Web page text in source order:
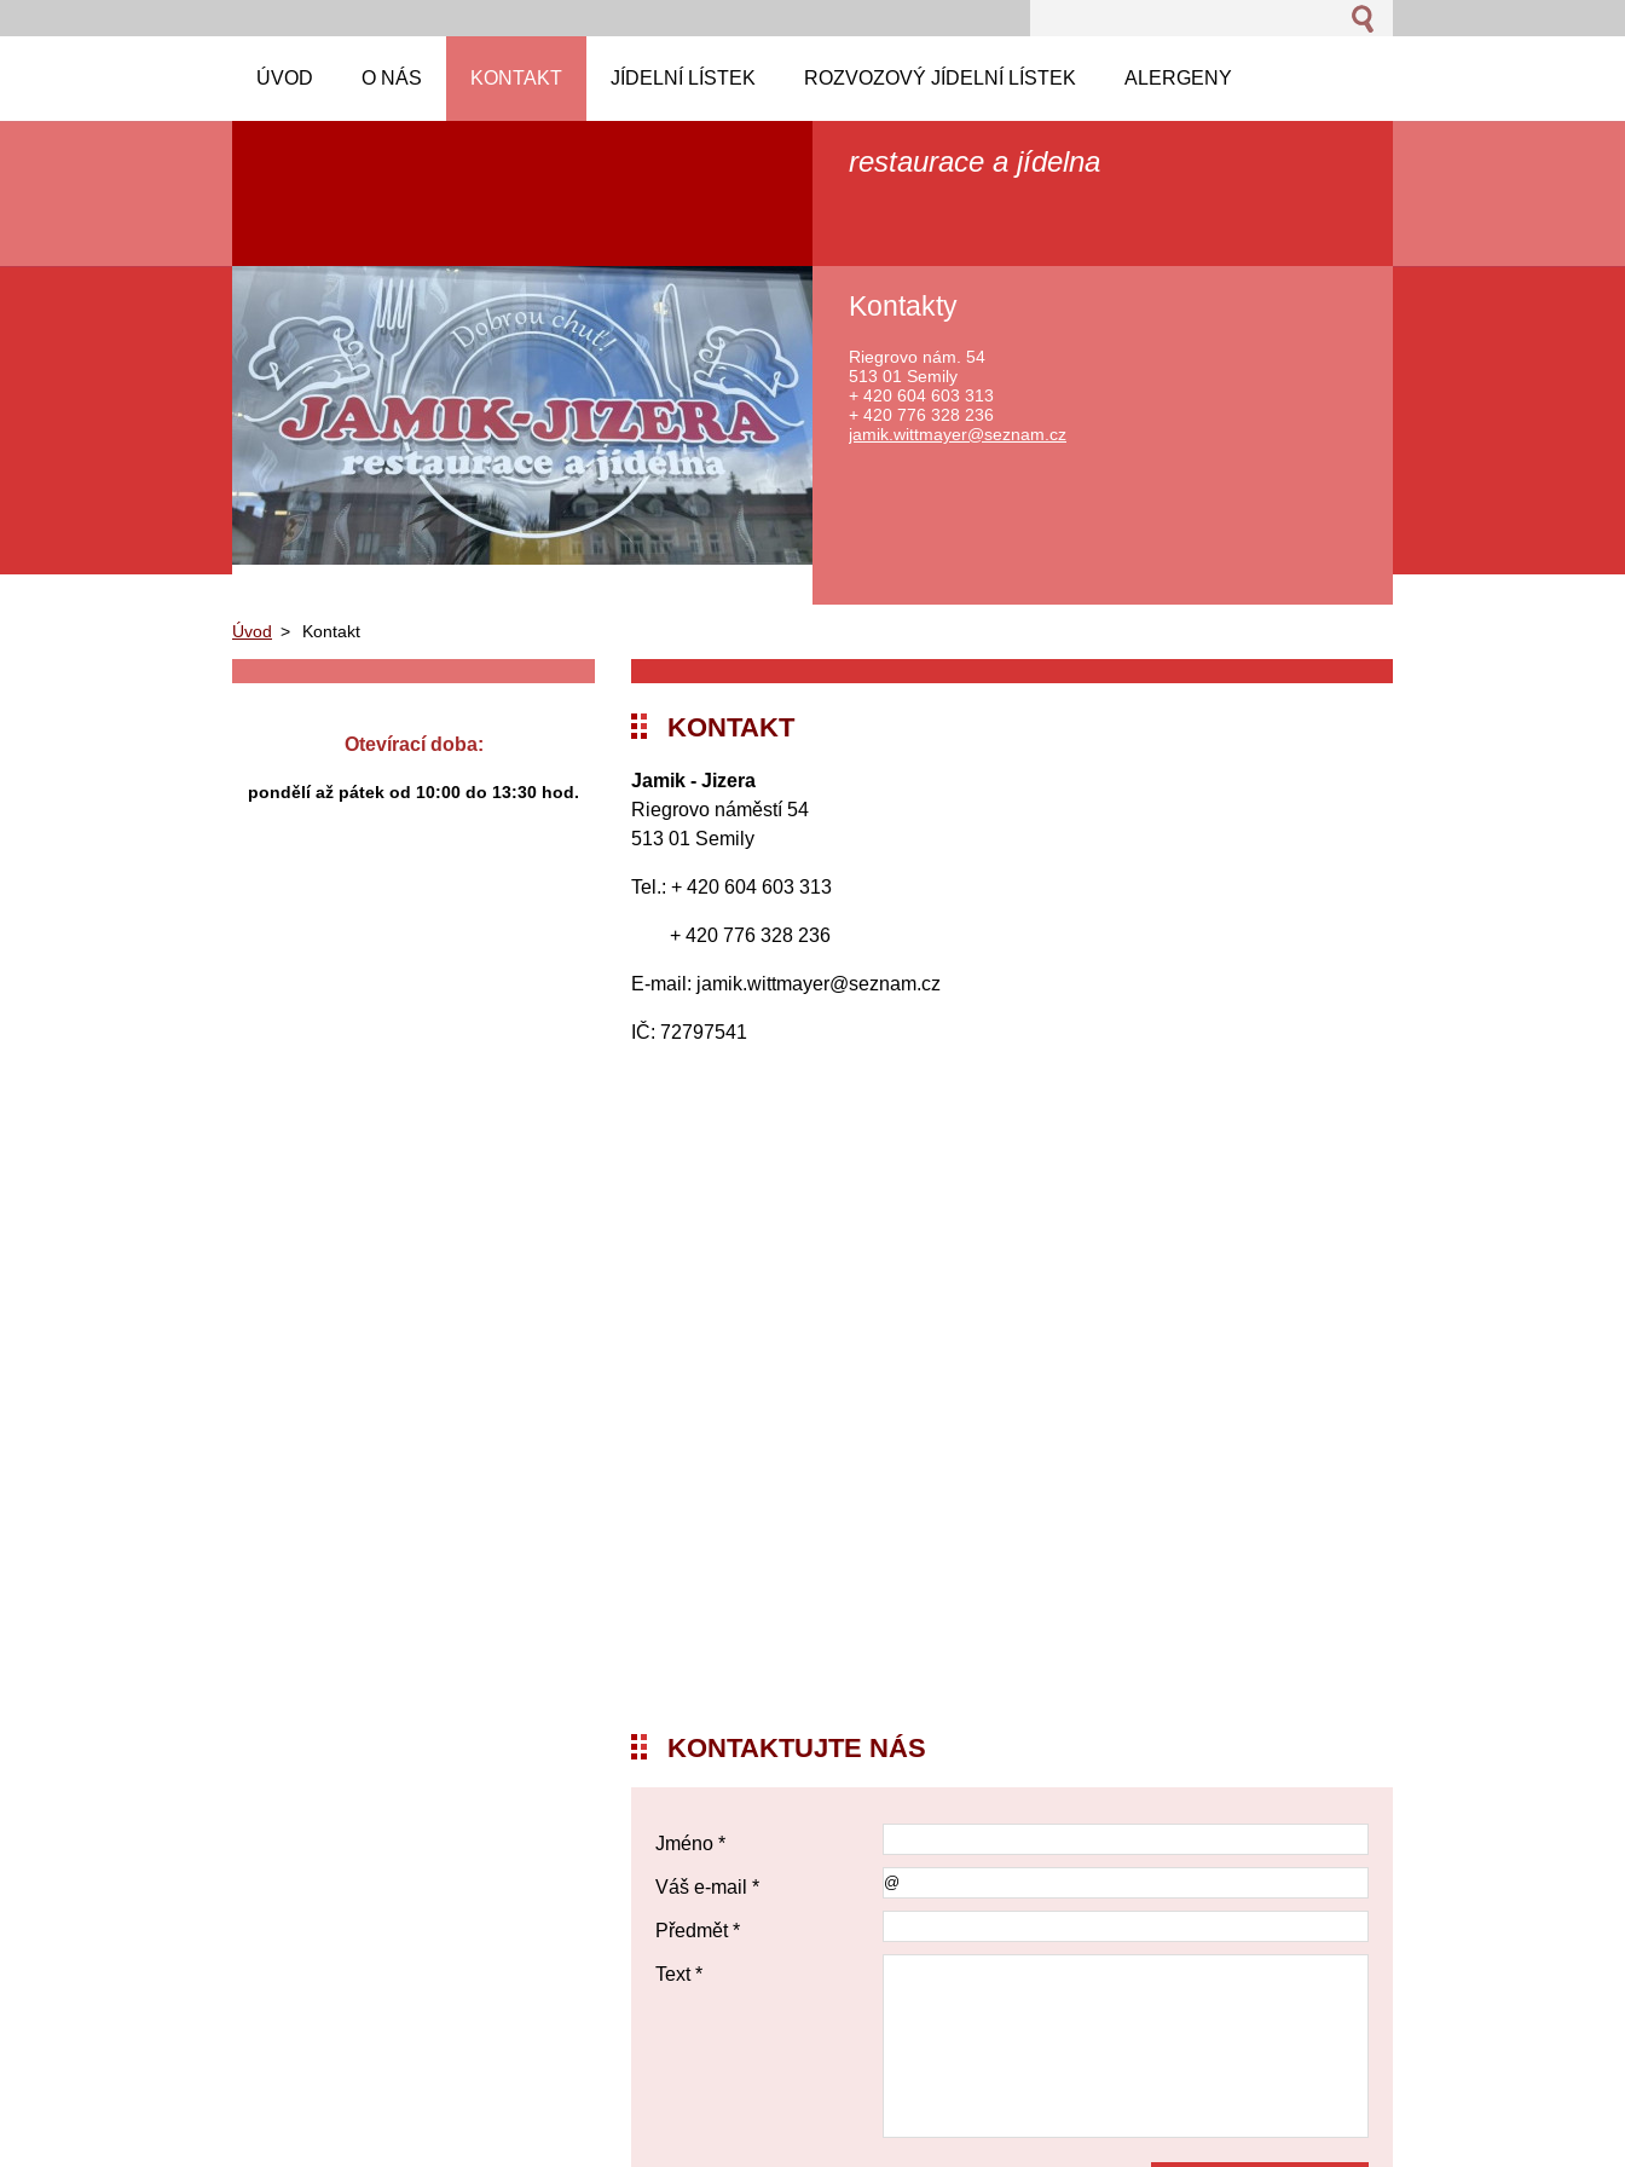
ÚVOD O NÁS KONTAKT JÍDELNÍ LÍSTEK ROZVOZOVÝ JÍDELNÍ LÍSTEK ALERGENY
restaurace a jídelna
Kontakty
Riegrovo nám. 54
513 01 Semily
+ 420 604 603 313
+ 420 776 328 236
jamik.wittmayer@seznam.cz
Úvod > Kontakt
Otevírací doba:
pondělí až pátek od 10:00 do 13:30 hod.
KONTAKT
Jamik - Jizera
Riegrovo náměstí 54
513 01 Semily
Tel.: + 420 604 603 313
+ 420 776 328 236
E-mail: jamik.wittmayer@seznam.cz
IČ: 72797541
KONTAKTUJTE NÁS
Jméno *
Váš e-mail *
Předmět *
Text *